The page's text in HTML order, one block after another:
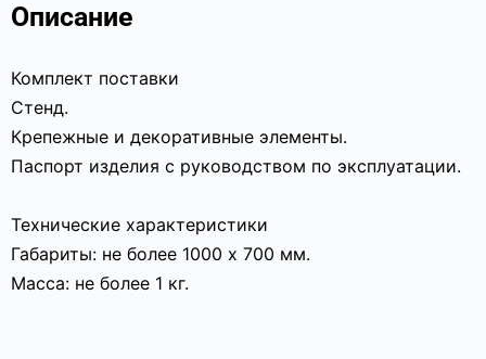
Описание
Комплект поставки
Стенд.
Крепежные и декоративные элементы.
Паспорт изделия с руководством по эксплуатации.
Технические характеристики
Габариты: не более 1000 x 700 мм.
Масса: не более 1 кг.